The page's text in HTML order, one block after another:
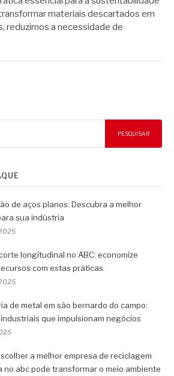
materiais descartados em
reduzimos a necessidade de
PESQUISAR
de aços planos: Descubra a melhor
sua indústria
longitudinal no ABC: economize
com estas práticas
de metal em são bernardo do campo:
que impulsionam negócios
a melhor empresa de reciclagem
no abc pode transformar o meio ambiente